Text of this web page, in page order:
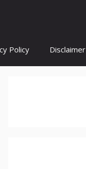
Policy Disclaimer